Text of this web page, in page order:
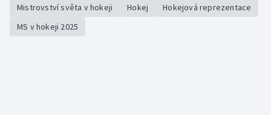
Lyže a snowboard
Moderní pětiboj
Mistrovství světa v hokeji Hokej
Hokejová reprezentace
MS v hokeji 2025